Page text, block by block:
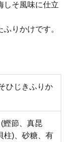
しそ風味に仕立
りかけです。
ひじきふりか
鰹節、真昆
柱)、砂糖、有